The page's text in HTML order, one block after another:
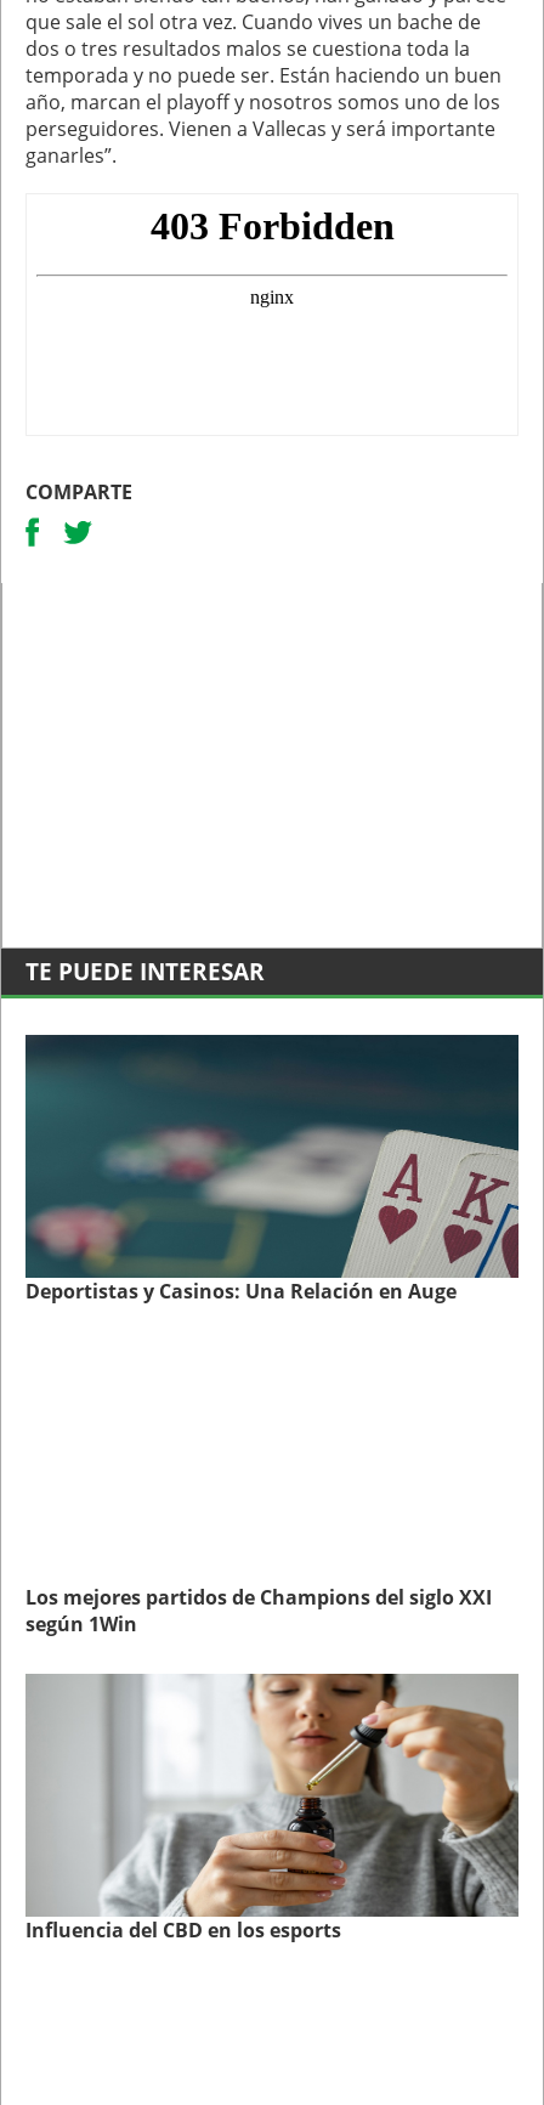
que sale el sol otra vez. Cuando vives un bache de
dos o tres resultados malos se cuestiona toda la
temporada y no puede ser. Están haciendo un buen
año, marcan el playoff y nosotros somos uno de los
perseguidores. Vienen a Vallecas y será importante
ganarles”.
COMPARTE
TE PUEDE INTERESAR
Deportistas y Casinos: Una Relación en Auge
Los mejores partidos de Champions del siglo XXI
según 1Win
Influencia del CBD en los esports